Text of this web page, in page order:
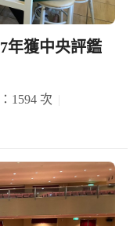
年獲中央評鑑
1594 次